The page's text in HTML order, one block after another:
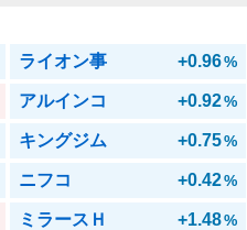
ライオン事 +0.96%
アルインコ +0.92%
キングジム +0.75%
ニフコ +0.42%
ミラースＨ +1.48%